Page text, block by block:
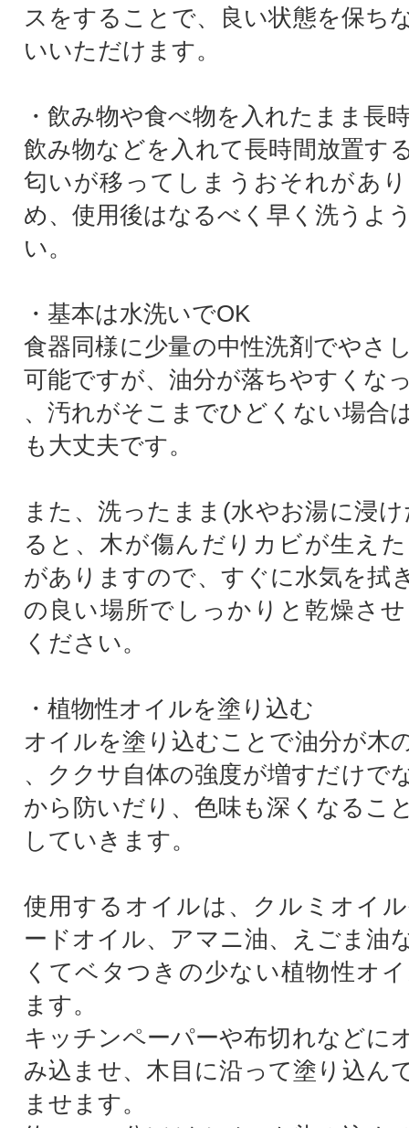
スをすることで、良い状態を保ち
いいただけます。
・飲み物や食べ物を入れたまま長
飲み物などを入れて長時間放置す
匂いが移ってしまうおそれがあ
め、使用後はなるべく早く洗うよ
い。
・基本は水洗いでOK
食器同様に少量の中性洗剤でやさ
可能ですが、油分が落ちやすくな
、汚れがそこまでひどくない場合
も大丈夫です。
また、洗ったまま(水やお湯に浸
ると、木が傷んだりカビが生え
がありますので、すぐに水気を拭
の良い場所でしっかりと乾燥さ
ください。
・植物性オイルを塗り込む
オイルを塗り込むことで油分が木
、ククサ自体の強度が増すだけで
から防いだり、色味も深くなるこ
していきます。
使用するオイルは、クルミオイ
ードオイル、アマニ油、えごま油
くてベタつきの少ない植物性オ
ます。
キッチンペーパーや布切れなどに
み込ませ、木目に沿って塗り込ん
ませます。